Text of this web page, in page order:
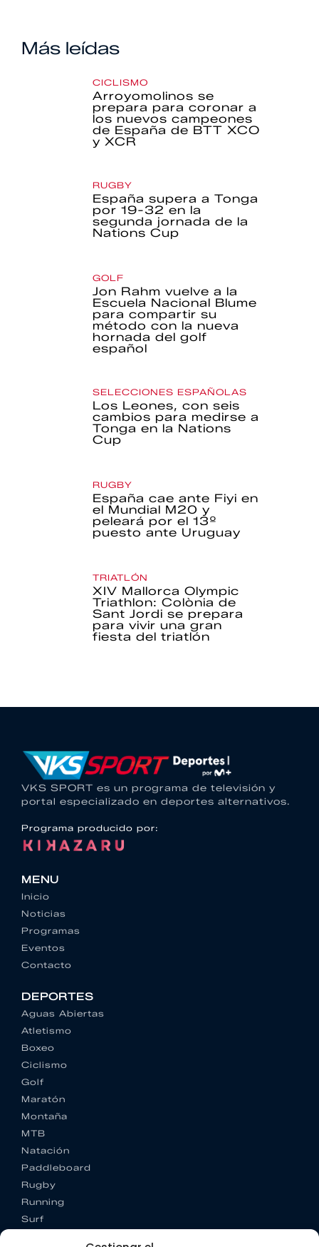
Más leídas
CICLISMO
Arroyomolinos se
prepara para coronar a
los nuevos campeones
de España de BTT XCO
y XCR
RUGBY
España supera a Tonga
por 19-32 en la
segunda jornada de la
Nations Cup
GOLF
Jon Rahm vuelve a la
Escuela Nacional Blume
para compartir su
método con la nueva
hornada del golf
español
SELECCIONES ESPAÑOLAS
Los Leones, con seis
cambios para medirse a
Tonga en la Nations
Cup
RUGBY
España cae ante Fiyi en
el Mundial M20 y
peleará por el 13º
puesto ante Uruguay
TRIATLÓN
XIV Mallorca Olympic
Triathlon: Colònia de
Sant Jordi se prepara
para vivir una gran
fiesta del triatlón
VKS SPORT es un programa de televisión y
portal especializado en deportes alternativos.
Programa producido por:
MENU
Inicio
Noticias
Programas
Eventos
Contacto
DEPORTES
Aguas Abiertas
Atletismo
Boxeo
Ciclismo
Golf
Maratón
Montaña
MTB
Natación
Paddleboard
Rugby
Running
Surf